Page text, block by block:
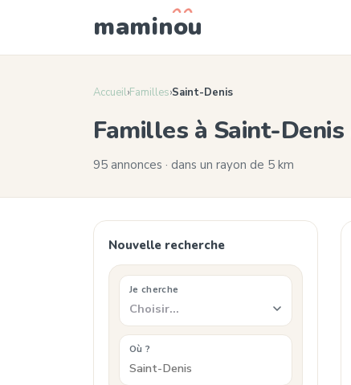
maminou
Accueil›Familles›Saint-Denis
Familles à Saint-Denis
95 annonces · dans un rayon de 5 km
Nouvelle recherche
Je cherche
Choisir…
Où ?